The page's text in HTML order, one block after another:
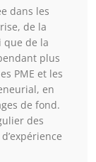
dans les
de la
que de la
plus
PME et les
en
de fond.
des